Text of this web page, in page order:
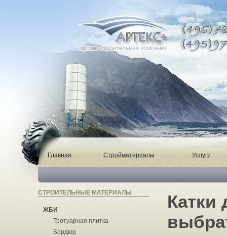
Главная Стройматериалы Услуги
СТРОИТЕЛЬНЫЕ МАТЕРИАЛЫ
ЖБИ
Тротуарная плитка
Бордюр
Катки